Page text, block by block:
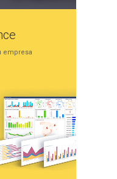
empresa